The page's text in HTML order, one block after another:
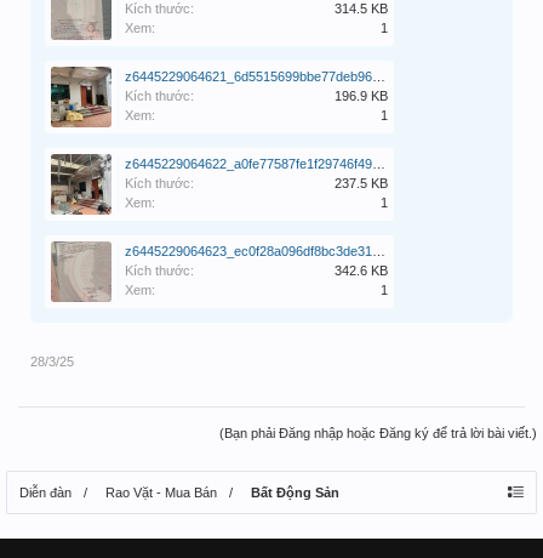
Kích thước:
314.5 KB
Xem:
1
Kích thước:
196.9 KB
Xem:
1
Kích thước:
237.5 KB
Xem:
1
Kích thước:
342.6 KB
Xem:
1
28/3/25
(Bạn phải Đăng nhập hoặc Đăng ký để trả lời bài viết.)
Diễn đàn Rao Vặt - Mua Bán Bất Động Sản